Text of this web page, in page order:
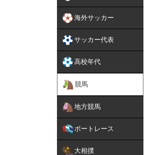
海外サッカー
サッカー代表
高校年代
競馬
地方競馬
ボートレース
大相撲